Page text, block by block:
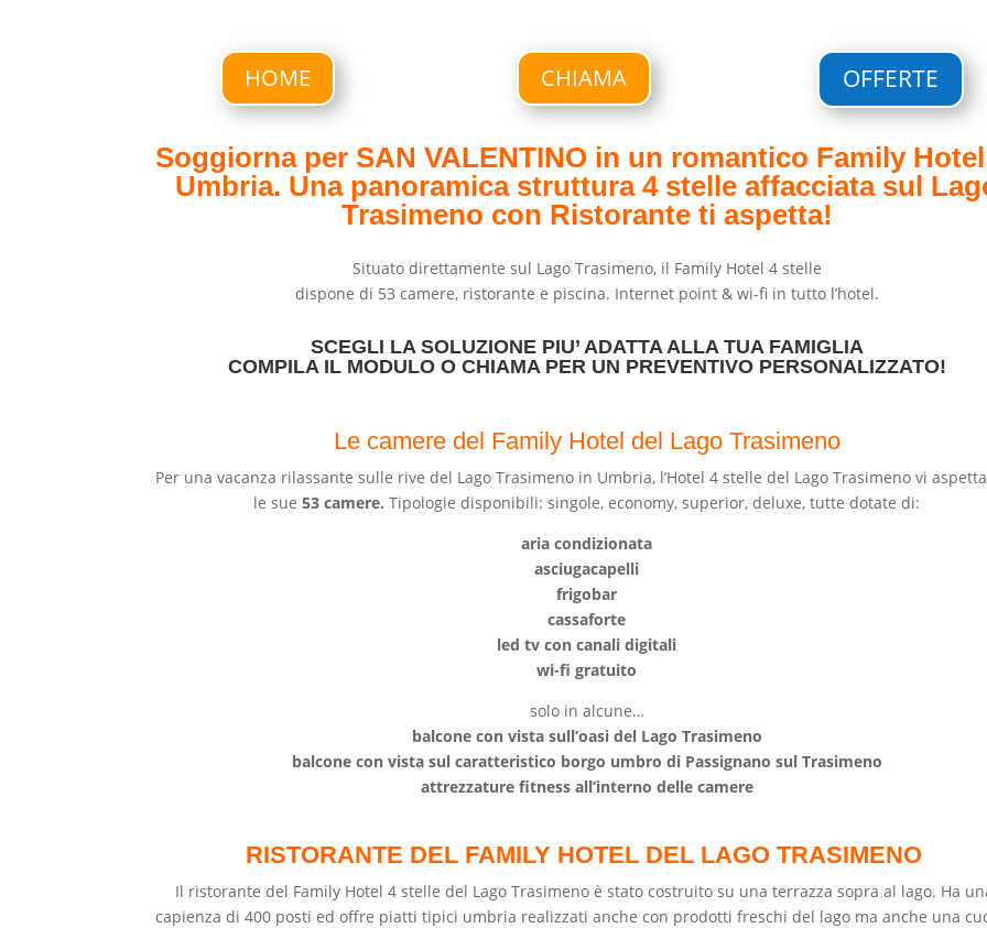
HOME CHIAMA OFFERTE
Soggiorna per SAN VALENTINO in un romantico Family
Umbria. Una panoramica struttura 4 stelle affacciata sul
Trasimeno con Ristorante ti aspetta!
Situato direttamente sul Lago Trasimeno, il Family Hotel 4 stelle
dispone di 53 camere, ristorante e piscina. Internet point & wi-fi in tutto l’hotel.
SCEGLI LA SOLUZIONE PIU’ ADATTA ALLA TUA FAMIGLIA
COMPILA IL MODULO O CHIAMA PER UN PREVENTIVO PERSONALIZZATO!
Le camere del Family Hotel del Lago Trasimeno
Per una vacanza rilassante sulle rive del Lago Trasimeno in Umbria, l’Hotel 4 stelle del Lago Trasimenovi
le sue53 camere.Tipologie disponibili: singole, economy, superior, deluxe, tutte dotate di:
aria condizionata
asciugacapelli
frigobar
cassaforte
led tv con canali digitali
wi-fi gratuito
solo in alcune…
balcone con vista sull’oasi del Lago Trasimeno
balcone con vista sul caratteristico borgo umbro di Passignano sul Trasimeno
attrezzature fitness all’interno delle camere
RISTORANTE DEL FAMILY HOTEL DEL LAGO TRASIMENO
Il ristorante del Family Hotel 4 stelle del Lago Trasimeno è stato costruito su una terrazza sopra al lago. Ha
capienza di 400 posti ed offre piatti tipici umbria realizzati anche con prodotti freschi del lago ma anche una